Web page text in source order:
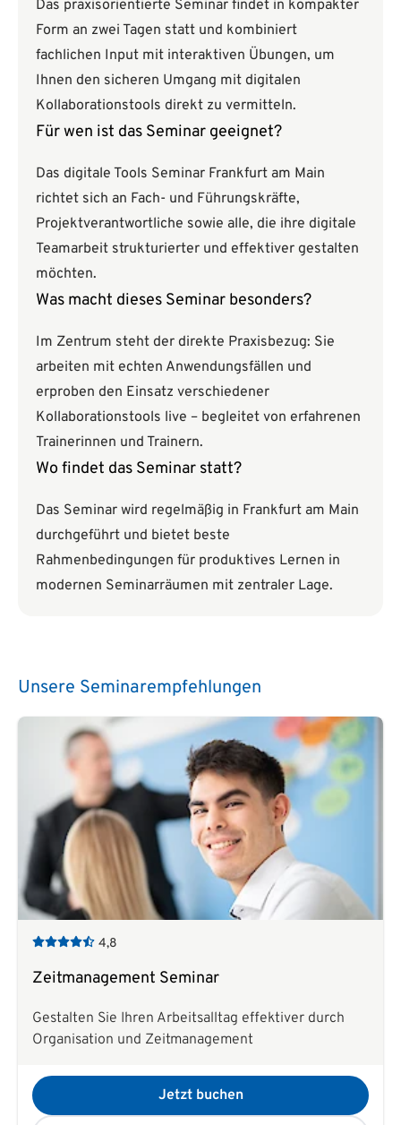
Das praxisorientierte Seminar findet in kompakter
Form an zwei Tagen statt und kombiniert
fachlichen Input mit interaktiven Übungen, um
Ihnen den sicheren Umgang mit digitalen
Kollaborationstools direkt zu vermitteln.
Für wen ist das Seminar geeignet?
Das digitale Tools Seminar Frankfurt am Main
richtet sich an Fach- und Führungskräfte,
Projektverantwortliche sowie alle, die ihre digitale
Teamarbeit strukturierter und effektiver gestalten
möchten.
Was macht dieses Seminar besonders?
Im Zentrum steht der direkte Praxisbezug: Sie
arbeiten mit echten Anwendungsfällen und
erproben den Einsatz verschiedener
Kollaborationstools live – begleitet von erfahrenen
Trainerinnen und Trainern.
Wo findet das Seminar statt?
Das Seminar wird regelmäßig in Frankfurt am Main
durchgeführt und bietet beste
Rahmenbedingungen für produktives Lernen in
modernen Seminarräumen mit zentraler Lage.
Unsere Seminarempfehlungen
4,8
Zeitmanagement Seminar
Gestalten Sie Ihren Arbeitsalltag effektiver durch
Organisation und Zeitmanagement
Jetzt buchen